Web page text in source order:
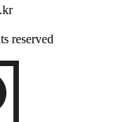
reserved